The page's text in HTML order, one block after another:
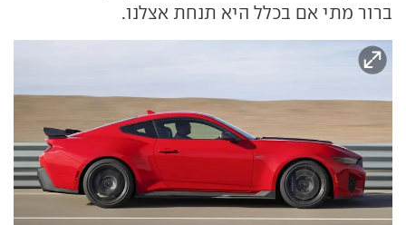
ברור מתי אם בכלל היא תנחת אצלנו.